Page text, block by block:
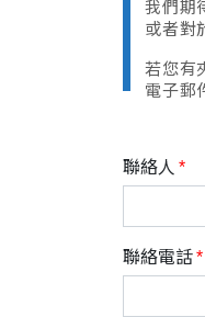
我們期
或者對
若您有
電子郵
聯絡人
聯絡電話